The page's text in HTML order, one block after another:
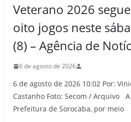
Veterano 2026
oito jogos neste
(8) – Agência de
6 de agosto de 2026
6 de agosto de 2026 10:02 Por:
Castanho Foto: Secom / Arquivo A
Prefeitura de Sorocaba, por meio